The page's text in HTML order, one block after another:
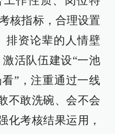
核指标，合理设置
排资论辈的人情壁
活队伍建设“一池
”，注重通过一线
不敢洗碗、会不会
化考核结果运用，